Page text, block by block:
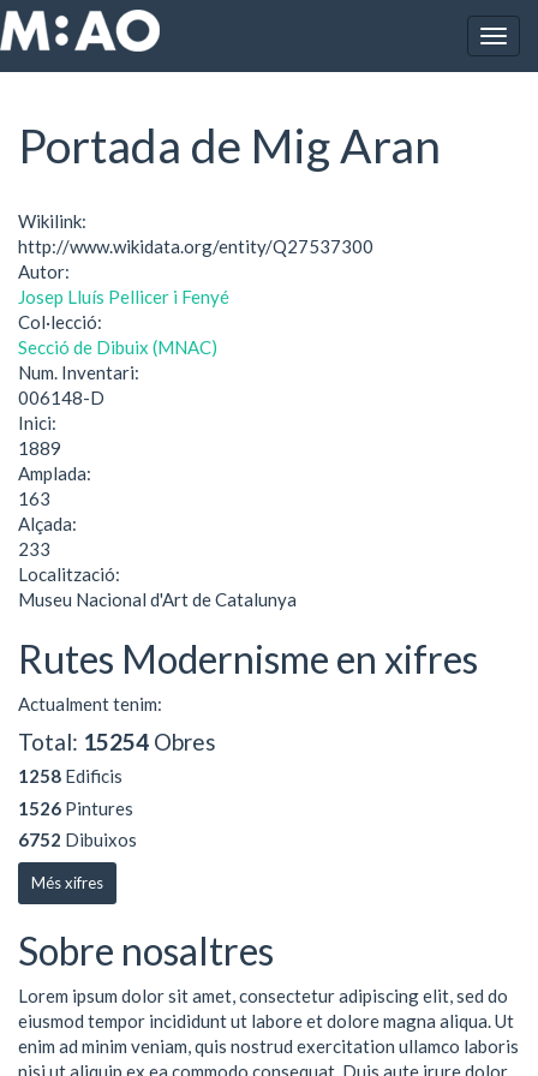
Vés al contingut
Inici Portada de Mig Aran
Portada de Mig Aran
Wikilink:
http://www.wikidata.org/entity/Q27537300
Autor:
Josep Lluís Pellicer i Fenyé
Col·lecció:
Secció de Dibuix (MNAC)
Num. Inventari:
006148-D
Inici:
1889
Amplada:
163
Alçada:
233
Localització:
Museu Nacional d'Art de Catalunya
Rutes Modernisme en xifres
Actualment tenim:
Total: 15254 Obres
1258 Edificis
1526 Pintures
6752 Dibuixos
Més xifres
Sobre nosaltres
Lorem ipsum dolor sit amet, consectetur adipiscing elit, sed do
eiusmod tempor incididunt ut labore et dolore magna aliqua. Ut
enim ad minim veniam, quis nostrud exercitation ullamco laboris
nisi ut aliquip ex ea commodo consequat. Duis aute irure dolor